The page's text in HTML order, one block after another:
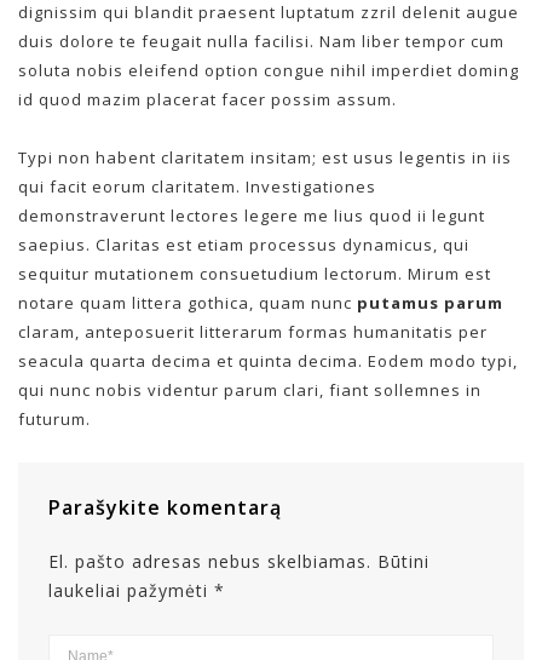
dignissim qui blandit praesent luptatum zzril delenit augue
duis dolore te feugait nulla facilisi. Nam liber tempor cum
soluta nobis eleifend option congue nihil imperdiet doming
id quod mazim placerat facer possim assum.
Typi non habent claritatem insitam; est usus legentis in iis
qui facit eorum claritatem. Investigationes
demonstraverunt lectores legere me lius quod ii legunt
saepius. Claritas est etiam processus dynamicus, qui
sequitur mutationem consuetudium lectorum. Mirum est
notare quam littera gothica, quam nunc putamus parum
claram, anteposuerit litterarum formas humanitatis per
seacula quarta decima et quinta decima. Eodem modo typi,
qui nunc nobis videntur parum clari, fiant sollemnes in
futurum.
Parašykite komentarą
El. pašto adresas nebus skelbiamas. Būtini
laukeliai pažymėti *